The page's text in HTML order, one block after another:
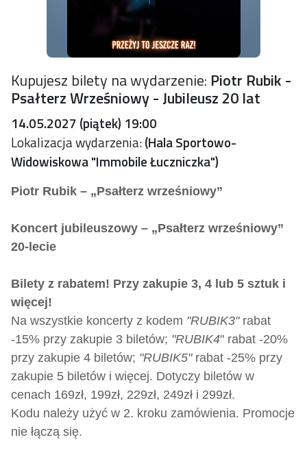
Kupujesz bilety na wydarzenie: Piotr Rubik -
Psałterz Wrześniowy - Jubileusz 20 lat
14.05.2027 (piątek) 19:00
Lokalizacja wydarzenia:(Hala Sportowo-
Widowiskowa "Immobile Łuczniczka")
Piotr Rubik – „Psałterz wrześniowy”
Koncert jubileuszowy – „Psałterz wrześniowy”
20-lecie
Bilety z rabatem! Przy zakupie 3, 4 lub 5 sztuk i
więcej!
Na wszystkie koncerty z kodem "RUBIK3"rabat
-15% przy zakupie 3 biletów; "RUBIK4" rabat -20%
przy zakupie 4 biletów; "RUBIK5"rabat -25% przy
zakupie 5 biletów i więcej. Dotyczy biletów w
cenach 169zł, 199zł, 229zł, 249zł i 299zł.
Kodu należy użyć w 2. kroku zamówienia. Promocje
nie łączą się.